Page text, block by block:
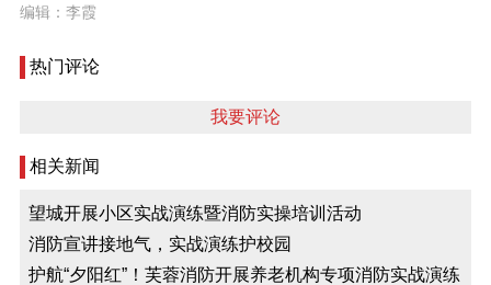
编辑：李霞
热门评论
我要评论
相关新闻
望城开展小区实战演练暨消防实操培训活动
消防宣讲接地气，实战演练护校园
护航“夕阳红”！芙蓉消防开展养老机构专项消防实战演练